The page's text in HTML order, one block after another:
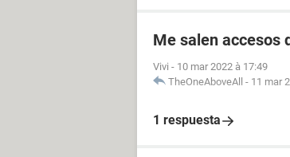
Me salen accesos
Vivi - 10 mar 2022 à 17:49
TheOneAboveAll - 11 mar
1 respuesta